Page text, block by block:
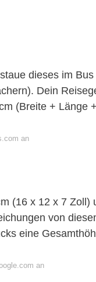
dieses im Bus
Dein
(Breite + Länge +
an
(16 x 12 x 7 Zoll)
von
eine
an